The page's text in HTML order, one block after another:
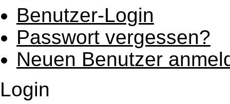
Benutzer-Login
Passwort vergessen?
Neuen Benutzer
Login